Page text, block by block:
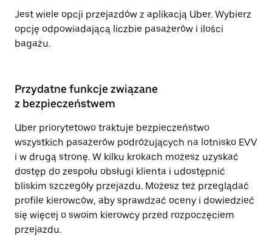
Jest wiele opcji przejazdów z aplikacją Uber. Wybierz
opcję odpowiadającą liczbie pasażerów i ilości
bagażu.
Przydatne funkcje związane
z bezpieczeństwem
Uber priorytetowo traktuje bezpieczeństwo
wszystkich pasażerów podróżujących na lotnisko EVV
i w drugą stronę. W kilku krokach możesz uzyskać
dostęp do zespołu obsługi klienta i udostępnić
bliskim szczegóły przejazdu. Możesz też przeglądać
profile kierowców, aby sprawdzać oceny i dowiedzieć
się więcej o swoim kierowcy przed rozpoczęciem
przejazdu.